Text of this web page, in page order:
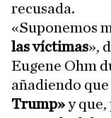
recusada.
«Suponemos
las víctimas»,
Eugene Ohm
añadiendo
Trump»y